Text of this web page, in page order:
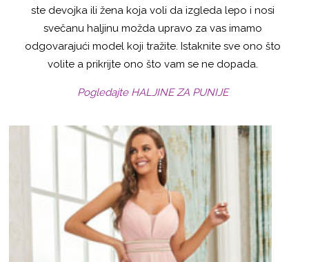
ste devojka ili žena koja voli da izgleda lepo i nosi
svečanu haljinu možda upravo za vas imamo
odgovarajući model koji tražite. Istaknite sve ono što
volite a prikrijte ono što vam se ne dopada.
Pogledajte HALJINE ZA PUNIJE